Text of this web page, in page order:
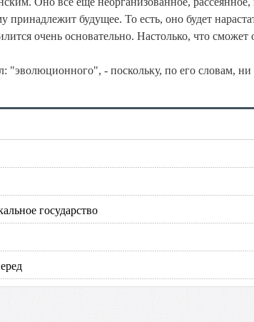
будущее. То есть, оно будет
очень основательно. Настолько, что сможет
"эволюционного", - поскольку, по его словам,
государство